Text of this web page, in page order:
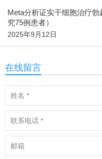
Meta分析证实干细胞治疗
究75例患者）
2025年9月12日
在线留言